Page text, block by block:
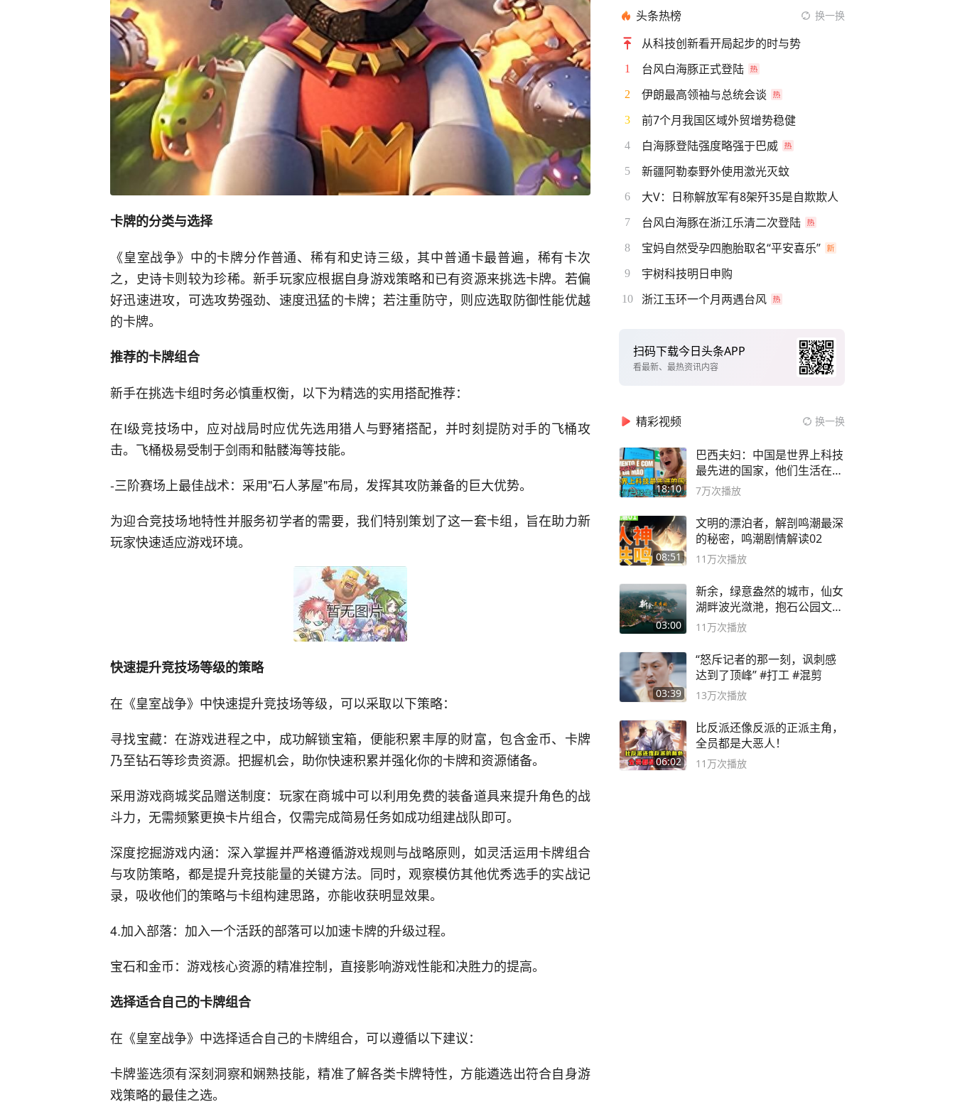
卡牌的分类与选择
《皇室战争》中的卡牌分作普通、稀有和史诗三级，其中普通卡最普遍，稀有卡次
之，史诗卡则较为珍稀。新手玩家应根据自身游戏策略和已有资源来挑选卡牌。若偏
好迅速进攻，可选攻势强劲、速度迅猛的卡牌；若注重防守，则应选取防御性能优越
的卡牌。
推荐的卡牌组合
新手在挑选卡组时务必慎重权衡，以下为精选的实用搭配推荐：
在I级竞技场中，应对战局时应优先选用猎人与野猪搭配，并时刻提防对手的飞桶攻
击。飞桶极易受制于剑雨和骷髅海等技能。
-三阶赛场上最佳战术：采用"石人茅屋"布局，发挥其攻防兼备的巨大优势。
为迎合竞技场地特性并服务初学者的需要，我们特别策划了这一套卡组，旨在助力新
玩家快速适应游戏环境。
快速提升竞技场等级的策略
在《皇室战争》中快速提升竞技场等级，可以采取以下策略：
寻找宝藏：在游戏进程之中，成功解锁宝箱，便能积累丰厚的财富，包含金币、卡牌
乃至钻石等珍贵资源。把握机会，助你快速积累并强化你的卡牌和资源储备。
采用游戏商城奖品赠送制度：玩家在商城中可以利用免费的装备道具来提升角色的战
斗力，无需频繁更换卡片组合，仅需完成简易任务如成功组建战队即可。
深度挖掘游戏内涵：深入掌握并严格遵循游戏规则与战略原则，如灵活运用卡牌组合
与攻防策略，都是提升竞技能量的关键方法。同时，观察模仿其他优秀选手的实战记
录，吸收他们的策略与卡组构建思路，亦能收获明显效果。
4.加入部落：加入一个活跃的部落可以加速卡牌的升级过程。
宝石和金币：游戏核心资源的精准控制，直接影响游戏性能和决胜力的提高。
选择适合自己的卡牌组合
在《皇室战争》中选择适合自己的卡牌组合，可以遵循以下建议：
卡牌鉴选须有深刻洞察和娴熟技能，精准了解各类卡牌特性，方能遴选出符合自身游
戏策略的最佳之选。
头条热榜 换一换
从科技创新看开局起步的时与势
1 台风白海豚正式登陆
2 伊朗最高领袖与总统会谈
3 前7个月我国区域外贸增势稳健
4 白海豚登陆强度略强于巴威
5 新疆阿勒泰野外使用激光灭蚊
6 大V：日称解放军有8架歼35是自欺欺人
7 台风白海豚在浙江乐清二次登陆
8 宝妈自然受孕四胞胎取名“平安喜乐”
9 宇树科技明日申购
10 浙江玉环一个月两遇台风
扫码下载今日头条APP
看最新、最热资讯内容
精彩视频 换一换
18:10
巴西夫妇：中国是世界上科技
最先进的国家，他们生活在
2999年
7万次播放
08:51
文明的漂泊者，解剖鸣潮最深
的秘密，鸣潮剧情解读02
11万次播放
03:00
新余，绿意盎然的城市，仙女
湖畔波光潋滟，抱石公园文化
深邃……
11万次播放
03:39
“怒斥记者的那一刻，讽刺感
达到了顶峰” #打工 #混剪
13万次播放
06:02
比反派还像反派的正派主角，
全员都是大恶人！
11万次播放